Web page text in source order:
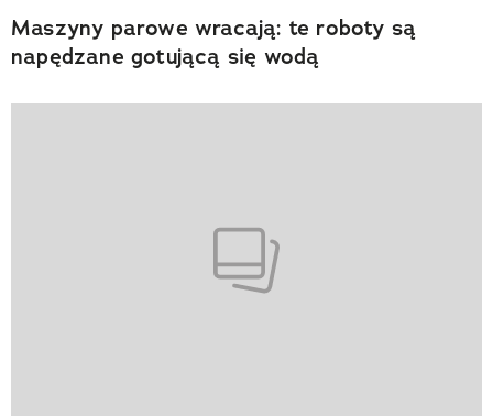
Maszyny parowe wracają: te roboty są
napędzane gotującą się wodą